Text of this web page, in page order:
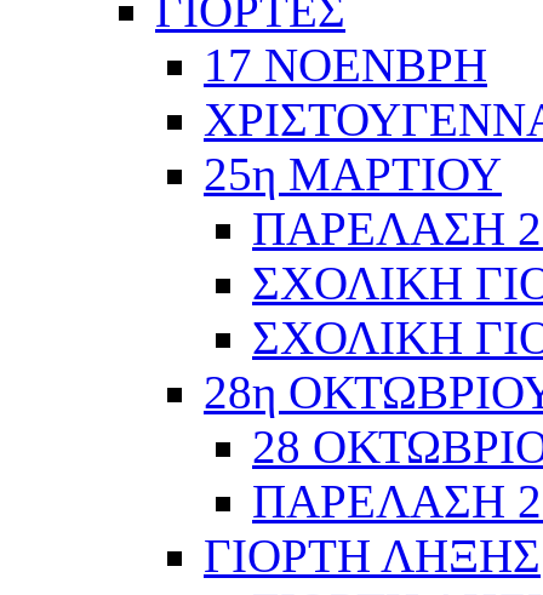
17 ΝΟΕΝΒΡΗ
25η ΜΑΡΤΙΟΥ
ΠΑΡΕΛΑΣΗ
ΣΧΟΛΙΚΗ
ΣΧΟΛΙΚΗ
28η
28
ΠΑΡΕΛΑΣΗ
ΓΙΟΡΤΗ ΛΗΞΗΣ